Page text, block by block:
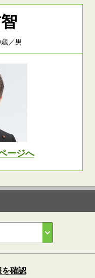
／男
ージへ
を確認